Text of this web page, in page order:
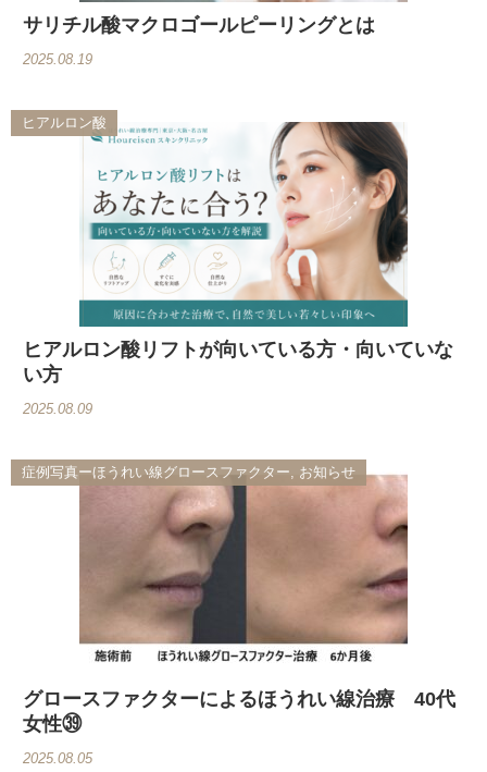
サリチル酸マクロゴールピーリングとは
2025.08.19
ヒアルロン酸
ヒアルロン酸リフトが向いている方・向いていな
い方
2025.08.09
症例写真ーほうれい線グロースファクター, お知らせ
グロースファクターによるほうれい線治療 40代
女性㊴
2025.08.05